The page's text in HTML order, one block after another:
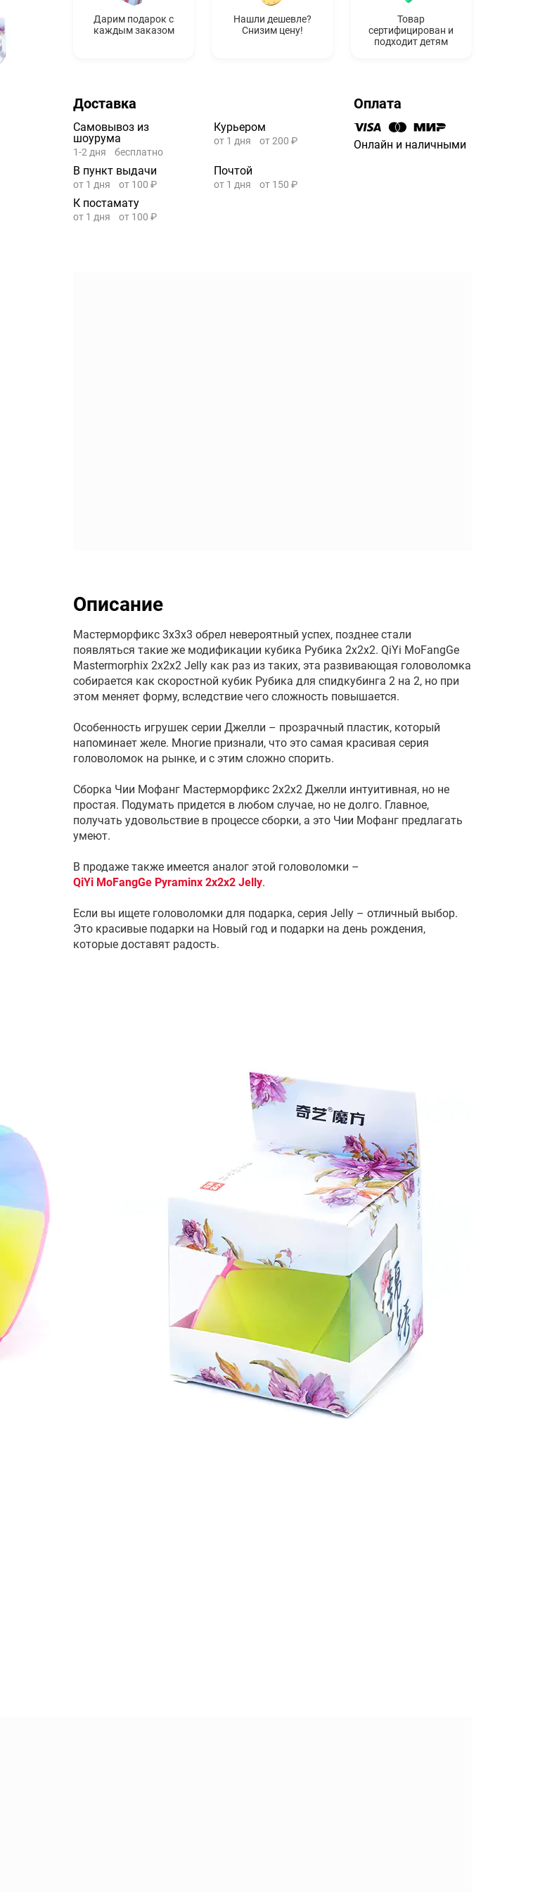
Дарим подарок с
каждым заказом
Нашли дешевле?
Снизим цену!
Товар
сертифицирован и
подходит детям
Доставка
Самовывоз из
шоурума
1-2 дня бесплатно
Курьером
от 1 дня от 200 ₽
В пункт выдачи
от 1 дня от 100 ₽
Почтой
от 1 дня от 150 ₽
К постамату
от 1 дня от 100 ₽
Оплата
Онлайн и наличными
Описание
Мастерморфикс 3х3х3 обрел невероятный успех, позднее стали
появляться такие же модификации кубика Рубика 2х2х2. QiYi MoFangGe
Mastermorphix 2x2x2 Jelly как раз из таких, эта развивающая головоломка
собирается как скоростной кубик Рубика для спидкубинга 2 на 2, но при
этом меняет форму, вследствие чего сложность повышается.
Особенность игрушек серии Джелли – прозрачный пластик, который
напоминает желе. Многие признали, что это самая красивая серия
головоломок на рынке, и с этим сложно спорить.
Сборка Чии Мофанг Мастерморфикс 2х2х2 Джелли интуитивная, но не
простая. Подумать придется в любом случае, но не долго. Главное,
получать удовольствие в процессе сборки, а это Чии Мофанг предлагать
умеют.
В продаже также имеется аналог этой головоломки –
QiYi MoFangGe Pyraminx 2x2x2 Jelly.
Если вы ищете головоломки для подарка, серия Jelly – отличный выбор.
Это красивые подарки на Новый год и подарки на день рождения,
которые доставят радость.